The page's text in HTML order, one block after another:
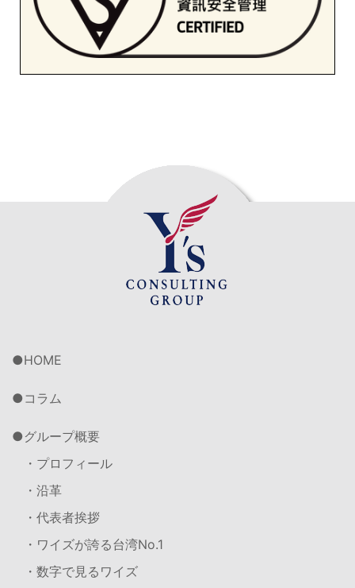
HOME
コラム
グループ概要
・プロフィール
・沿革
・代表者挨拶
・ワイズが誇る台湾No.1
・数字で見るワイズ